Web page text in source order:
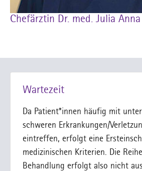
Chefärztin Dr. med. Julia
Wartezeit
Da Patient*innen häufig mit
schweren Erkrankungen/
eintreffen, erfolgt eine
medizinischen Kriterien. Die
Behandlung erfolgt also nicht